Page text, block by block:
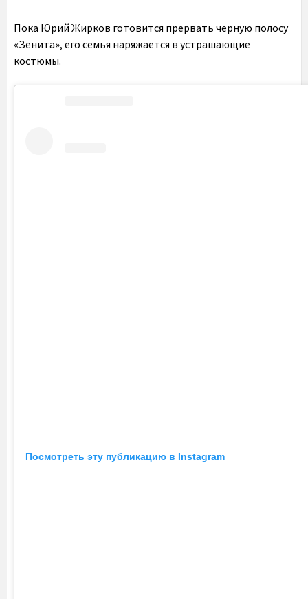
Пока Юрий Жирков готовится прервать черную полосу
«Зенита», его семья наряжается в устрашающие
костюмы.
Посмотреть эту публикацию в Instagram